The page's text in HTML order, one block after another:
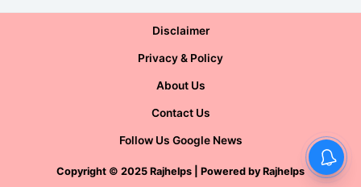
Disclaimer
Privacy & Policy
About Us
Contact Us
Follow Us Google News
Copyright © 2025 Rajhelps | Powered by Rajhelps